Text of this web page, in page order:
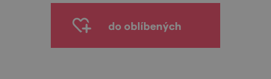
do oblíbených